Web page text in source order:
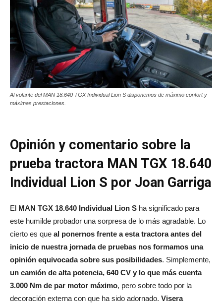
Al volante del MAN 18.640 TGX Individual Lion S disponemos de máximo confort y
máximas prestaciones.
Opinión y comentario sobre la
prueba tractora MAN TGX 18.640
Individual Lion S por Joan Garriga
El MAN TGX 18.640 Individual Lion S ha significado para
este humilde probador una sorpresa de lo más agradable. Lo
cierto es que al ponernos frente a esta tractora antes del
inicio de nuestra jornada de pruebas nos formamos una
opinión equivocada sobre sus posibilidades. Simplemente,
un camión de alta potencia, 640 CV y lo que más cuenta
3.000 Nm de par motor máximo, pero sobre todo por la
decoración externa con que ha sido adornado. Visera